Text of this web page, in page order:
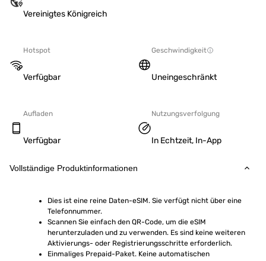
Vereinigtes Königreich
Hotspot
Verfügbar
Geschwindigkeit
Uneingeschränkt
Aufladen
Verfügbar
Nutzungsverfolgung
In Echtzeit, In-App
Vollständige Produktinformationen
Dies ist eine reine Daten-eSIM. Sie verfügt nicht über eine
Telefonnummer.
Scannen Sie einfach den QR-Code, um die eSIM
herunterzuladen und zu verwenden. Es sind keine weiteren
Aktivierungs- oder Registrierungsschritte erforderlich.
Einmaliges Prepaid-Paket. Keine automatischen